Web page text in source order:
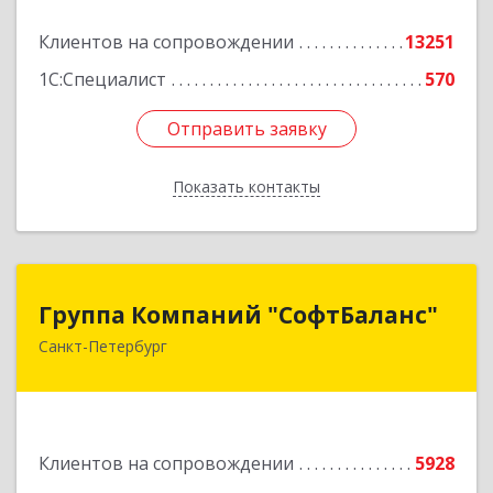
Клиентов на сопровождении
13251
1С:Специалист
570
Отправить заявку
Показать контакты
Отправить заявку
Назад
Группа Компаний "СофтБаланс"
Санкт-Петербург
Клиентов на сопровождении
5928
Группа Компаний "СофтБаланс"
195112, Санкт-Петербург г, Заневский пр-кт,